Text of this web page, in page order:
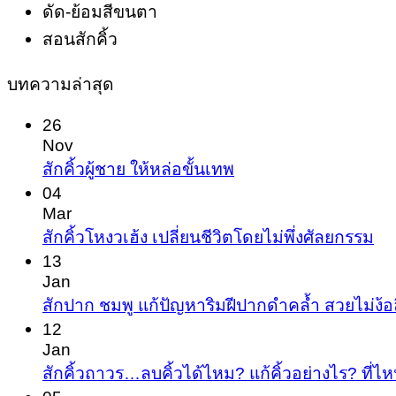
ดัด-ย้อมสีขนตา
สอนสักคิ้ว
บทความล่าสุด
26
Nov
สักคิ้วผู้ชาย ให้หล่อขั้นเทพ
สัก
ให้
ขั้น
04
Mar
สักคิ้วโหงวเฮ้ง เปลี่ยนชีวิตโดยไม่พึ่งศัลยกรรม
สัก
ว
13
Jan
สักปาก ชมพู แก้ปัญหาริมฝีปากดำคล้ำ สวยไม่ง้
12
Jan
สักคิ้วถาวร…ลบคิ้วได้ไหม? แก้คิ้วอย่างไร? ที่ไ